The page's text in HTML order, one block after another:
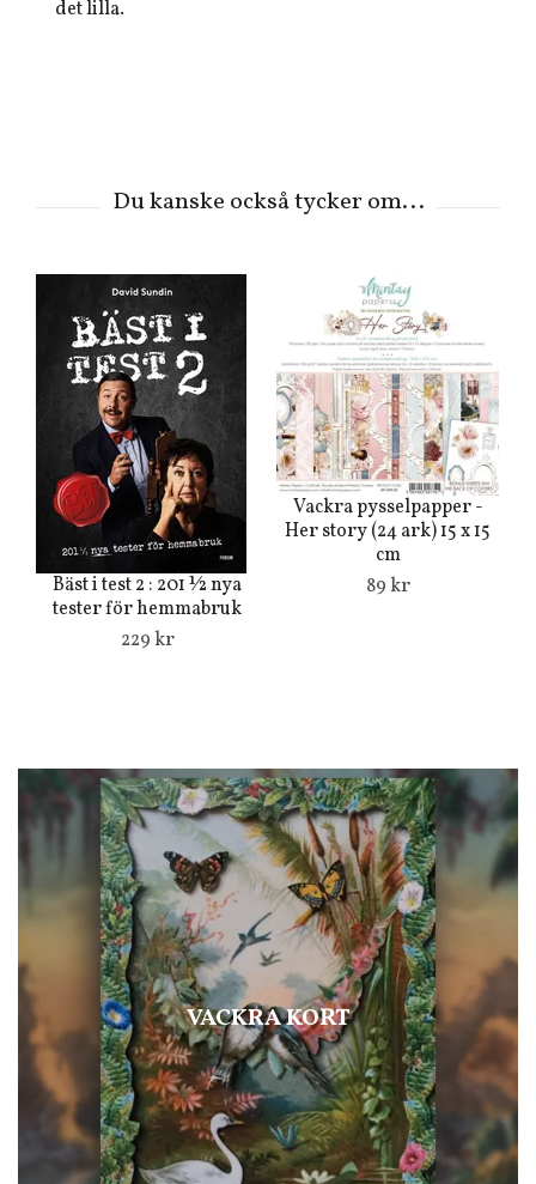
VACKRA KORT
det lilla.
Bäst i test 2 : 201 ½ nya
tester för hemmabruk
229 kr
Vackra pysselpapper -
Her story (24 ark) 15 x 15
cm
89 kr